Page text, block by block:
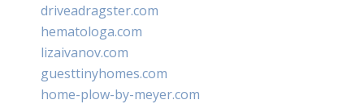
driveadragster.com
hematologa.com
lizaivanov.com
guesttinyhomes.com
home-plow-by-meyer.com